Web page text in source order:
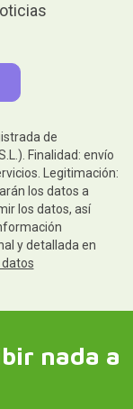
de
Finalidad: envío
Legitimación:
los datos a
los datos, así
y detallada en
nada a